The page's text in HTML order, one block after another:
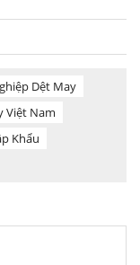
Dệt May
Việt Nam
Khẩu